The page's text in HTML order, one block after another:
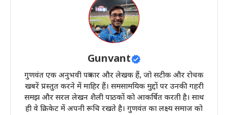
Gunvant
गुणवंत एक अनुभवी पत्रकार और लेखक हैं, जो सटीक और रोचक
खबरें प्रस्तुत करने में माहिर हैं। समसामयिक मुद्दों पर उनकी गहरी
समझ और सरल लेखन शैली पाठकों को आकर्षित करती है। साथ
ही वे क्रिकेट में अपनी रूचि रखते है। गुणवंत का लक्ष्य समाज को